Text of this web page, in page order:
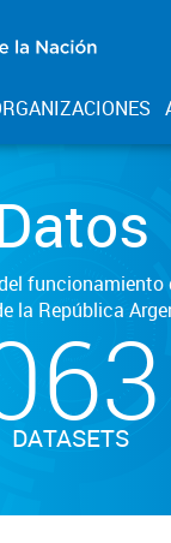
funcionamiento
la República
DATASETS